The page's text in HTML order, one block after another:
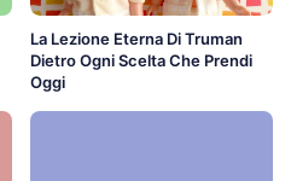
La Lezione Eterna Di Truman
Dietro Ogni Scelta Che Prendi
Oggi